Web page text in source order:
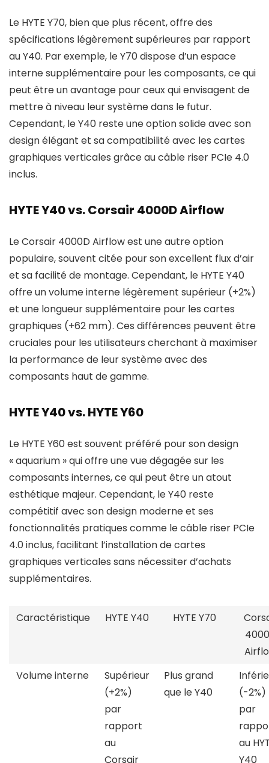
Le HYTE Y70, bien que plus récent, offre des
spécifications légèrement supérieures par rapport
au Y40. Par exemple, le Y70 dispose d’un espace
interne supplémentaire pour les composants, ce qui
peut être un avantage pour ceux qui envisagent de
mettre à niveau leur système dans le futur.
Cependant, le Y40 reste une option solide avec son
design élégant et sa compatibilité avec les cartes
graphiques verticales grâce au câble riser PCIe 4.0
inclus.
HYTE Y40 vs. Corsair 4000D Airflow
Le Corsair 4000D Airflow est une autre option
populaire, souvent citée pour son excellent flux d’air
et sa facilité de montage. Cependant, le HYTE Y40
offre un volume interne légèrement supérieur (+2%)
et une longueur supplémentaire pour les cartes
graphiques (+62 mm). Ces différences peuvent être
cruciales pour les utilisateurs cherchant à maximiser
la performance de leur système avec des
composants haut de gamme.
HYTE Y40 vs. HYTE Y60
Le HYTE Y60 est souvent préféré pour son design
« aquarium » qui offre une vue dégagée sur les
composants internes, ce qui peut être un atout
esthétique majeur. Cependant, le Y40 reste
compétitif avec son design moderne et ses
fonctionnalités pratiques comme le câble riser PCIe
4.0 inclus, facilitant l’installation de cartes
graphiques verticales sans nécessiter d’achats
supplémentaires.
Caractéristique HYTE Y40 HYTE Y70
Volume interne
Supérieur
(+2%)
par
rapport
au
Corsair
Plus grand
que le Y40
(-2%)
par
au
Y40